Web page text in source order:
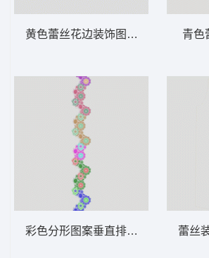
黄色蕾丝花边装饰图案 水溶条码
彩色分形图案垂直排列 水溶满幅
青色
蕾丝